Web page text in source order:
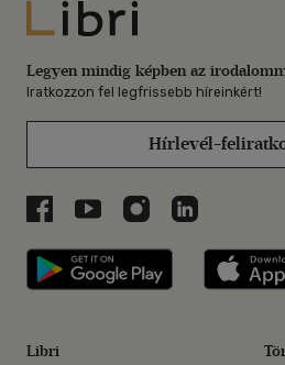
Libri
Legyen mindig képben az
Iratkozzon fel legfrissebb híreinkért!
Hírlevél-
Libri a Facebookon
Libri a Youtube-on
Libri azLibri a
Libri
Libri